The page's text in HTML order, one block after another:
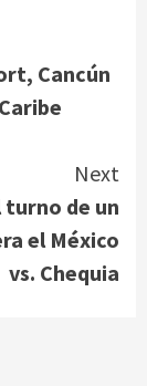
Cancún
Next
turno de un
el México
vs. Chequia